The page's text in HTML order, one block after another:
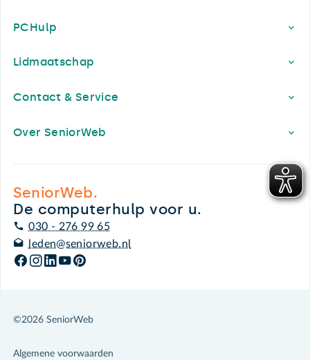
PCHulp
Lidmaatschap
Contact & Service
Over SeniorWeb
SeniorWeb.
De computerhulp voor u.
030 - 276 99 65
leden@seniorweb.nl
©2026 SeniorWeb
Algemene voorwaarden